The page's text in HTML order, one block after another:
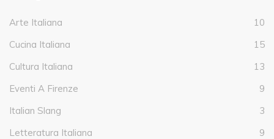
Arte Italiana
10
Cucina Italiana
15
Cultura Italiana
13
Eventi A Firenze
9
Italian Slang
3
Letteratura Italiana
9